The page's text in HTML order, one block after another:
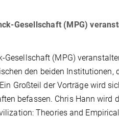
Gesellschaft (MPG)
Gesellschaft (MPG)
den beiden Institutionen,
Großteil der Vorträge wird
befassen. Chris Hann wird
Theories and